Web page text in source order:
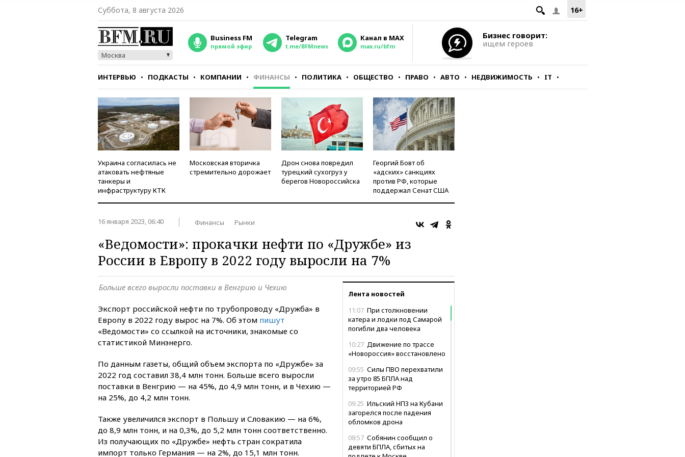
16+
Суббота, 8 августа 2026
Москва
Business FM
прямой эфир
Telegram
t.me/BFMnews
Канал в MAX
max.ru/bfm
Бизнес говорит:
ищем героев
ИНТЕРВЬЮ ПОДКАСТЫ КОМПАНИИ ФИНАНСЫ ПОЛИТИКА ОБЩЕСТВО ПРАВО АВТО НЕДВИЖИМОСТЬ IT
СТИЛЬ ТЕСТЫ
Украина согласилась не
атаковать нефтяные
танкеры и
инфраструктуру КТК
Московская вторичка
стремительно дорожает
Дрон снова повредил
турецкий сухогруз у
берегов Новороссийска
Георгий Бовт об
«адских» санкциях
против РФ, которые
поддержал Сенат США
16 января 2023, 06:40 Финансы Рынки
«Ведомости»: прокачки нефти по «Дружбе» из
России в Европу в 2022 году выросли на 7%
Лента новостей
11:07 При столкновении
катера и лодки под Самарой
погибли два человека
10:27 Движение по трассе
«Новороссия» восстановлено
09:55 Силы ПВО перехватили
за утро 85 БПЛА над
территорией РФ
09:25 Ильский НПЗ на Кубани
загорелся после падения
обломков дрона
08:57 Собянин сообщил о
девяти БПЛА, сбитых на
Больше всего выросли поставки в Венгрию и Чехию
Экспорт российской нефти по трубопроводу «Дружба» в
Европу в 2022 году вырос на 7%. Об этом пишут
«Ведомости» со ссылкой на источники, знакомые со
статистикой Минэнерго.
По данным газеты, общий объем экспорта по «Дружбе» за
2022 год составил 38,4 млн тонн. Больше всего выросли
поставки в Венгрию — на 45%, до 4,9 млн тонн, и в Чехию —
на 25%, до 4,2 млн тонн.
Также увеличился экспорт в Польшу и Словакию — на 6%,
до 8,9 млн тонн, и на 0,3%, до 5,2 млн тонн соответственно.
Из получающих по «Дружбе» нефть стран сократила
импорт только Германия — на 2%, до 15,1 млн тонн.